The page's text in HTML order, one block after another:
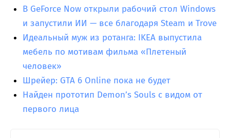
В GeForce Now открыли рабочий стол Windows
и запустили ИИ — все благодаря Steam и Trove
Идеальный муж из ротанга: IKEA выпустила
мебель по мотивам фильма «Плетеный
человек»
Шрейер: GTA 6 Online пока не будет
Найден прототип Demon’s Souls с видом от
первого лица